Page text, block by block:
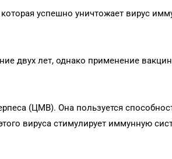
успешно уничтожает вирус
двух лет, однако применение
(ЦМВ). Она пользуется
вируса стимулирует иммунную